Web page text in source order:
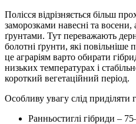
Полісся відрізняється більш
заморозками навесні та
ґрунтами. Тут переважають
болотні ґрунти, які повільніше
це аграріям варто обирати
низьких температурах і
короткий вегетаційний період.
Особливу увагу слід приділяти
Ранньостиглі гібриди –